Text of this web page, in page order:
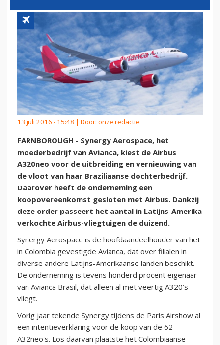
13 juli 2016 - 15:48 | Door: onze redactie
FARNBOROUGH - Synergy Aerospace, het
moederbedrijf van Avianca, kiest de Airbus
A320neo voor de uitbreiding en vernieuwing van
de vloot van haar Braziliaanse dochterbedrijf.
Daarover heeft de onderneming een
koopovereenkomst gesloten met Airbus. Dankzij
deze order passeert het aantal in Latijns-Amerika
verkochte Airbus-vliegtuigen de duizend.
Synergy Aerospace is de hoofdaandeelhouder van het
in Colombia gevestigde Avianca, dat over filialen in
diverse andere Latijns-Amerikaanse landen beschikt.
De onderneming is tevens honderd procent eigenaar
van Avianca Brasil, dat alleen al met veertig A320’s
vliegt.
Vorig jaar tekende Synergy tijdens de Paris Airshow al
een intentieverklaring voor de koop van de 62
A32neo's. Los daarvan plaatste het Colombiaanse